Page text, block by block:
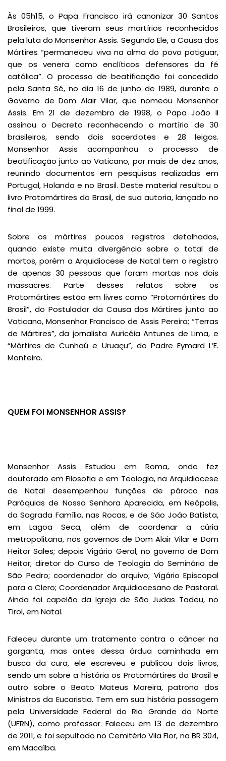
Às 05h15, o Papa Francisco irá canonizar 30 Santos
Brasileiros, que tiveram seus martírios reconhecidos
pela luta do Monsenhor Assis. Segundo Ele, a Causa dos
Mártires “permaneceu viva na alma do povo potiguar,
que os venera como enclíticos defensores da fé
católica”. O processo de beatificação foi concedido
pela Santa Sé, no dia 16 de junho de 1989, durante o
Governo de Dom Alair Vilar, que nomeou Monsenhor
Assis. Em 21 de dezembro de 1998, o Papa João II
assinou o Decreto reconhecendo o martírio de 30
brasileiros, sendo dois sacerdotes e 28 leigos.
Monsenhor Assis acompanhou o processo de
beatificação junto ao Vaticano, por mais de dez anos,
reunindo documentos em pesquisas realizadas em
Portugal, Holanda e no Brasil. Deste material resultou o
livro Protomártires do Brasil, de sua autoria, lançado no
final de 1999.
Sobre os mártires poucos registros detalhados,
quando existe muita divergência sobre o total de
mortos, porém a Arquidiocese de Natal tem o registro
de apenas 30 pessoas que foram mortas nos dois
massacres. Parte desses relatos sobre os
Protomártires estão em livres como “Protomártires do
Brasil”, do Postulador da Causa dos Mártires junto ao
Vaticano, Monsenhor Francisco de Assis Pereira; “Terras
de Mártires”, da jornalista Auricéia Antunes de Lima, e
“Mártires de Cunhaú e Uruaçu”, do Padre Eymard L’E.
Monteiro.
QUEM FOI MONSENHOR ASSIS?
Monsenhor Assis Estudou em Roma, onde fez
doutorado em Filosofia e em Teologia, na Arquidiocese
de Natal desempenhou funções de pároco nas
Paróquias de Nossa Senhora Aparecida, em Neópolis,
da Sagrada Família, nas Rocas, e de São João Batista,
em Lagoa Seca, além de coordenar a cúria
metropolitana, nos governos de Dom Alair Vilar e Dom
Heitor Sales; depois Vigário Geral, no governo de Dom
Heitor; diretor do Curso de Teologia do Seminário de
São Pedro; coordenador do arquivo; Vigário Episcopal
para o Clero; Coordenador Arquidiocesano de Pastoral.
Ainda foi capelão da Igreja de São Judas Tadeu, no
Tirol, em Natal.
Faleceu durante um tratamento contra o câncer na
garganta, mas antes dessa árdua caminhada em
busca da cura, ele escreveu e publicou dois livros,
sendo um sobre a história os Protomártires do Brasil e
outro sobre o Beato Mateus Moreira, patrono dos
Ministros da Eucaristia. Tem em sua história passagem
pela Universidade Federal do Rio Grande do Norte
(UFRN), como professor. Faleceu em 13 de dezembro
de 2011, e foi sepultado no Cemitério Vila Flor, na BR 304,
em Macaíba.